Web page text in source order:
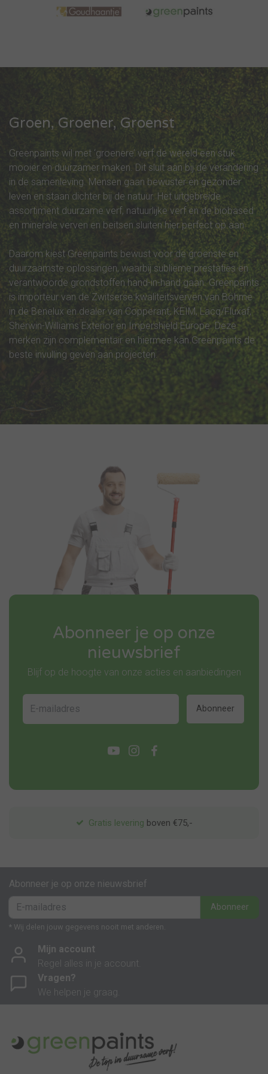
Groen, Groener, Groenst
Greenpaints wil met ‘groenere’ verf de wereld een stuk
mooier en duurzamer maken. Dit sluit aan bij de verandering
in de samenleving. Mensen gaan bewuster en gezonder
leven en staan dichter bij de natuur. Het uitgebreide
assortiment duurzame verf, natuurlijke verf en de biobased
en minerale verven en beitsen sluiten hier perfect op aan.
Daarom kiest Greenpaints bewust voor de groenste en
duurzaamste oplossingen, waarbij sublieme prestaties en
verantwoorde grondstoffen hand-in-hand gaan. Greenpaints
is importeur van de Zwitserse kwaliteitsverven van Böhme
in de Benelux en dealer van Copperant, KEIM, Lacq/Fluxaf,
Sherwin-Williams Exterior en Impershield Europe. Deze
merken zijn complementair en hiermee kan Greenpaints de
beste invulling geven aan projecten.
Abonneer je op onze
nieuwsbrief
Blijf op de hoogte van onze acties en aanbiedingen
Abonneer
Gratis levering boven €75,-
Abonneer je op onze nieuwsbrief
Abonneer
* Wij delen jouw gegevens nooit met anderen.
Mijn account
Regel alles in je account.
Vragen?
We helpen je graag.